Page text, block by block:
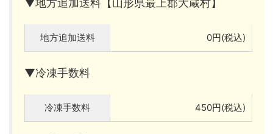
▼地方追加送料【山形県最上郡大蔵村】
地方追加送料 0円(税込)
▼冷凍手数料
冷凍手数料 450円(税込)